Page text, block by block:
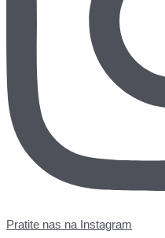
Pratite nas na Instagram